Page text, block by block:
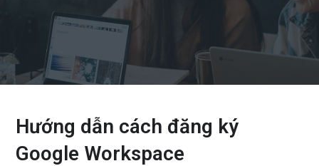
Hướng dẫn cách đăng ký
Google Workspace